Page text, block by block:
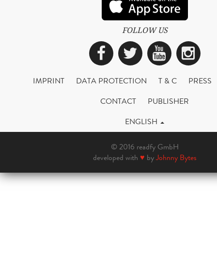
FOLLOW US
Facebook
Twitter
IMPRINT DATA PROTECTION T & C
PRESS
CONTACT
PUBLISHER
ENGLISH
© 2016 readfy GmbH
developed with ♥ byJohnny Bytes